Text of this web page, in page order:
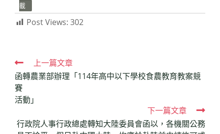
載
Post Views: 302
Read
more
articles
上一篇文章
函轉農業部辦理「114年高中以下學校食農教育教案競
賽
活動」
下一篇文章
行政院人事行政總處轉知大陸委員會函以，各機關公務